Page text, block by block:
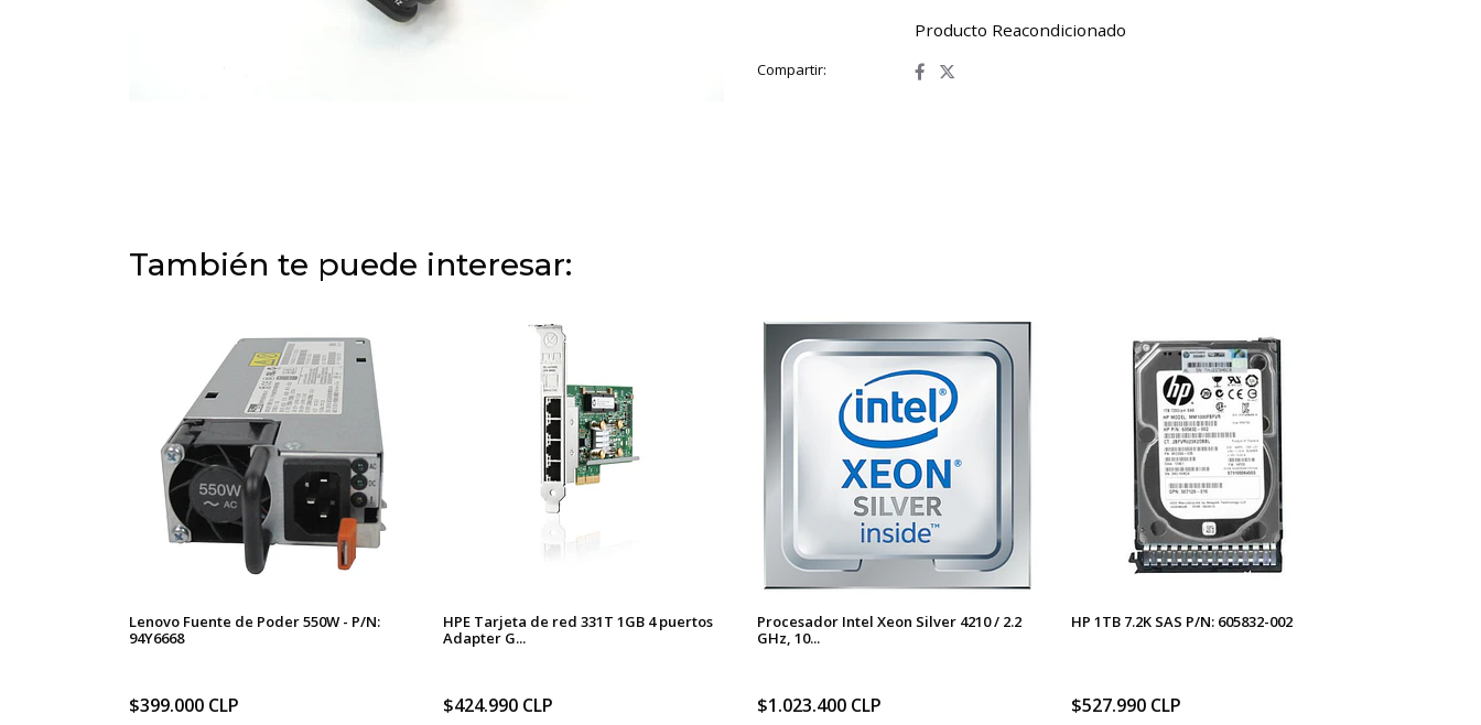
Producto Reacondicionado
Compartir:
También te puede interesar:
Lenovo Fuente de Poder 550W - P/N:
94Y6668
$399.000 CLP
HPE Tarjeta de red 331T 1GB 4 puertos
Adapter G...
$424.990 CLP
Procesador Intel Xeon Silver 4210 / 2.2
GHz, 10...
$1.023.400 CLP
HP 1TB 7.2K SAS P/N: 605832-002
$527.990 CLP